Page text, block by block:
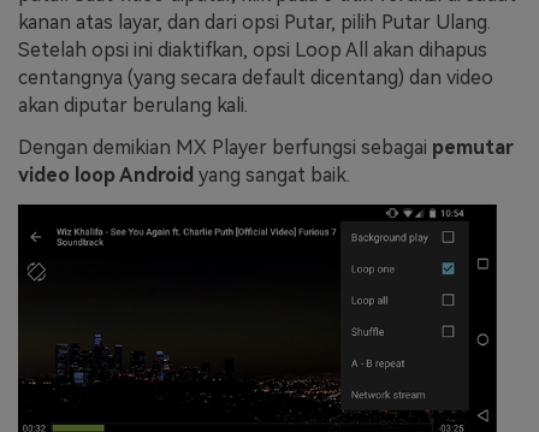
kanan atas layar, dan dari opsi Putar, pilih Putar Ulang.
Setelah opsi ini diaktifkan, opsi Loop All akan dihapus
centangnya (yang secara default dicentang) dan video
akan diputar berulang kali.
Dengan demikian MX Player berfungsi sebagai pemutar
video loop Android yang sangat baik.